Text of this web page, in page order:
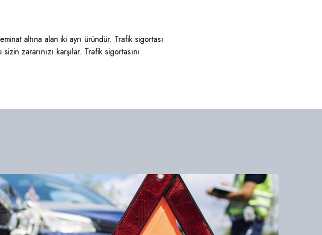
altına alan iki ayrı üründür. Trafik sigortası
zararınızı karşılar. Trafik sigortasını